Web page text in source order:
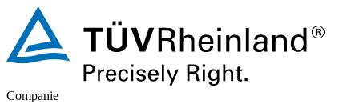
Companie